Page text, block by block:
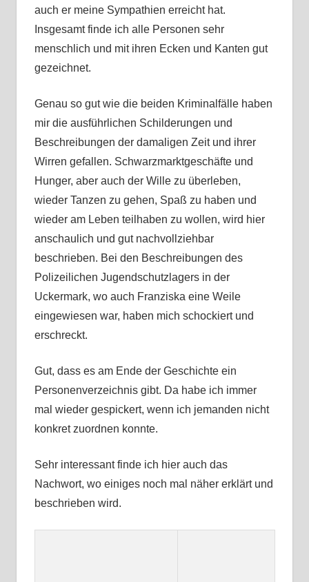
auch er meine Sympathien erreicht hat.
Insgesamt finde ich alle Personen sehr
menschlich und mit ihren Ecken und Kanten gut
gezeichnet.
Genau so gut wie die beiden Kriminalfälle haben
mir die ausführlichen Schilderungen und
Beschreibungen der damaligen Zeit und ihrer
Wirren gefallen. Schwarzmarktgeschäfte und
Hunger, aber auch der Wille zu überleben,
wieder Tanzen zu gehen, Spaß zu haben und
wieder am Leben teilhaben zu wollen, wird hier
anschaulich und gut nachvollziehbar
beschrieben. Bei den Beschreibungen des
Polizeilichen Jugendschutzlagers in der
Uckermark, wo auch Franziska eine Weile
eingewiesen war, haben mich schockiert und
erschreckt.
Gut, dass es am Ende der Geschichte ein
Personenverzeichnis gibt. Da habe ich immer
mal wieder gespickert, wenn ich jemanden nicht
konkret zuordnen konnte.
Sehr interessant finde ich hier auch das
Nachwort, wo einiges noch mal näher erklärt und
beschrieben wird.